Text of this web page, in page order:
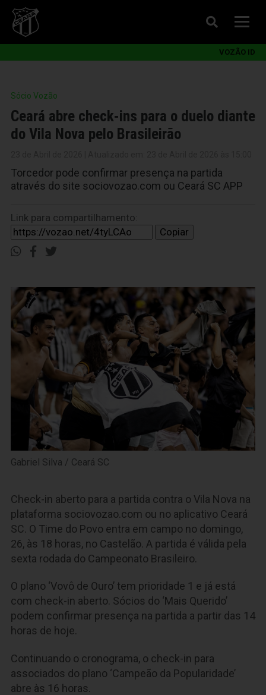
VOZÃO ID
Sócio Vozão
Ceará abre check-ins para o duelo diante
do Vila Nova pelo Brasileirão
Torcedor pode confirmar presença na partida
através do site sociovozao.com ou Ceará SC APP
Link para compartilhamento:
Copiar
Gabriel Silva / Ceará SC
Check-in aberto para a partida contra o Vila Nova na
plataforma sociovozao.com ou no aplicativo Ceará
SC. O Time do Povo entra em campo no domingo,
26, às 18 horas, no Castelão. A partida é válida pela
sexta rodada do Campeonato Brasileiro.
O plano ‘Vovô de Ouro’ tem prioridade 1 e já está
com check-in aberto. Sócios do ‘Mais Querido’
podem confirmar presença na partida a partir das 14
horas de hoje.
Continuando o cronograma, o check-in para
associados do plano ‘Campeão da Popularidade’
abre às 16 horas.